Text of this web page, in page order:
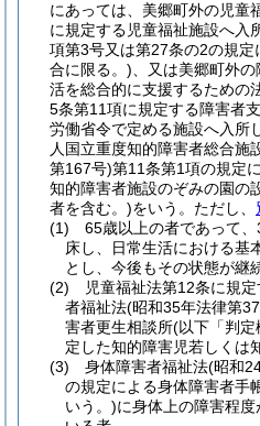
にあっては、美郷町外の児童
に規定する児童福祉施設へ入
項第3号又は第27条の2の規
合に限る。) 、又は美郷町外
活を総合的に支援するための
5条第11項に規定する障害者
労働省令で定める施設へ入所
人国立重度知的障害者総合施
第167号)第11条第1項の規定
知的障害者施設のぞみの園の
者を含む。)をいう。 ただし、
(1)
65歳以上の者であって
床し、日常生活における基
とし、今後もその状態が継
(2)
児童福祉法第12条に規
者福祉法(昭和35年法律第
害者更生相談所(以下「判定
定した知的障害児若しくは
(3)
身体障害者福祉法(昭和
の規定による身体障害者手
いう。)に身体上の障害程